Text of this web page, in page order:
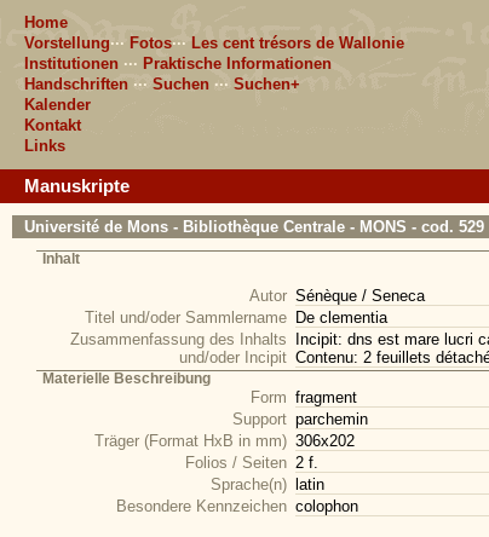
Home
Vorstellung··· Fotos··· Les cent trésors de Wallonie
Institutionen ··· Praktische Informationen
Handschriften ··· Suchen ··· Suchen+
Kalender
Kontakt
Links
Manuskripte
Université de Mons - Bibliothèque Centrale - MONS - cod. 529
Inhalt
Autor Sénèque / Seneca
Titel und/oder Sammlername De clementia
Zusammenfassung des Inhalts
und/oder Incipit
Incipit: dns est mare lucri
Contenu: 2 feuillets
Materielle Beschreibung
Form fragment
Support parchemin
Träger (Format HxB in mm) 306x202
Folios / Seiten 2 f.
Sprache(n)
latin
Besondere Kennzeichen colophon